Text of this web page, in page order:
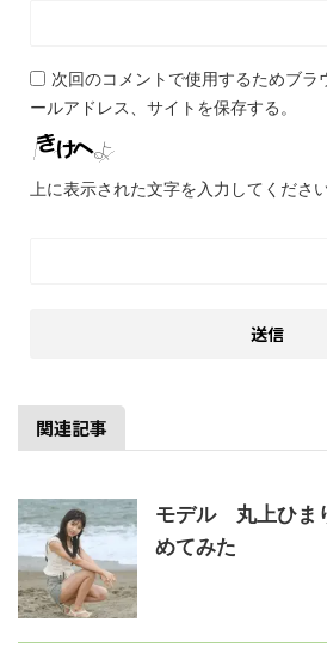
次回のコメントで使用するためブラ
ールアドレス、サイトを保存する。
上に表示された文字を入力してください
関連記事
モデル 丸上ひま
めてみた